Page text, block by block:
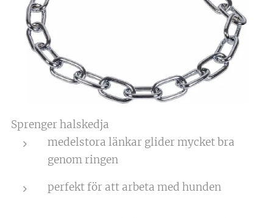
Sprenger halskedja
medelstora länkar glider mycket bra
genom ringen
perfekt för att arbeta med hunden